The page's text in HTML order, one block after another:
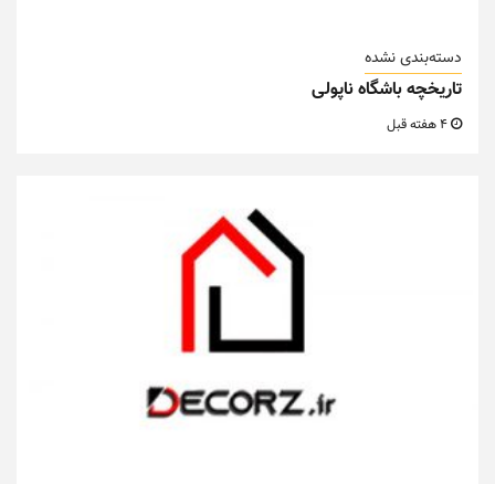
دسته‌بندی نشده
تاریخچه باشگاه ناپولی